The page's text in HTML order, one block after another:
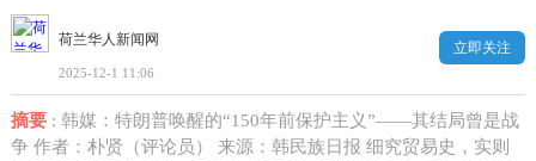
荷兰华人新闻网
2025-12-1 11:06
立即关注
摘要: 韩媒：特朗普唤醒的“150年前保护主义”——其结局曾是战
争 作者：朴贤（评论员） 来源：韩民族日报 细究贸易史，实则